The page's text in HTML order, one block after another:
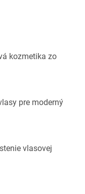
kozmetika zo
pre moderný
vlasovej